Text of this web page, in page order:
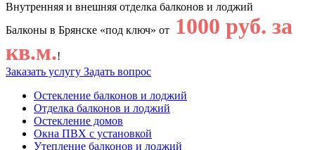
Внутренняя и внешняя отделка балконов и лоджий
Балконы в Брянске «под ключ» от 1000 руб. за
кв.м.!
Заказать услугу Задать вопрос
Остекление балконов и лоджий
Отделка балконов и лоджий
Остекление домов
Окна ПВХ с установкой
Утепление балконов и лоджий